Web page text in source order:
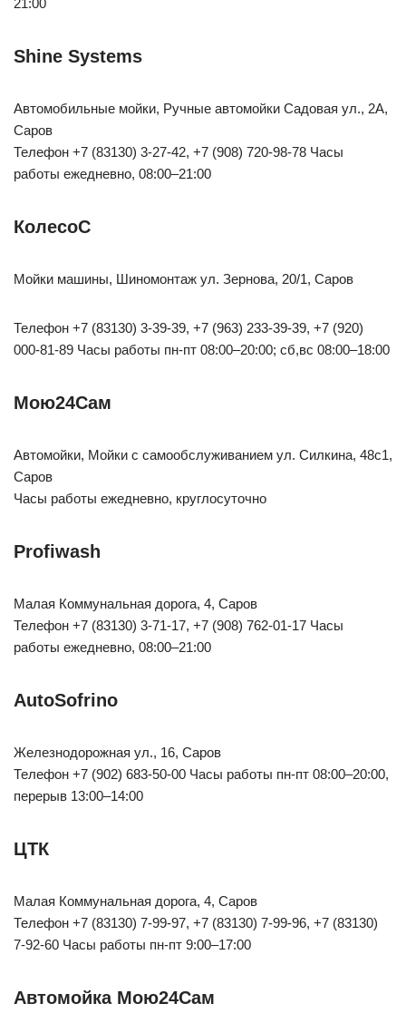
21:00
Shine Systems
Автомобильные мойки, Ручные автомойки Садовая ул., 2А,
Саров
Телефон +7 (83130) 3-27-42, +7 (908) 720-98-78 Часы
работы ежедневно, 08:00–21:00
КолесоС
Мойки машины, Шиномонтаж ул. Зернова, 20/1, Саров
Телефон +7 (83130) 3-39-39, +7 (963) 233-39-39, +7 (920)
000-81-89 Часы работы пн-пт 08:00–20:00; сб,вс 08:00–18:00
Мою24Сам
Автомойки, Мойки с самообслуживанием ул. Силкина, 48c1,
Саров
Часы работы ежедневно, круглосуточно
Profiwash
Малая Коммунальная дорога, 4, Саров
Телефон +7 (83130) 3-71-17, +7 (908) 762-01-17 Часы
работы ежедневно, 08:00–21:00
AutoSofrino
Железнодорожная ул., 16, Саров
Телефон +7 (902) 683-50-00 Часы работы пн-пт 08:00–20:00,
перерыв 13:00–14:00
ЦТК
Малая Коммунальная дорога, 4, Саров
Телефон +7 (83130) 7-99-97, +7 (83130) 7-99-96, +7 (83130)
7-92-60 Часы работы пн-пт 9:00–17:00
Автомойка Мою24Сам